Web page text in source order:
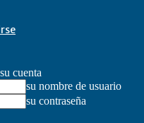
cuenta
su nombre de usuario
su contraseña